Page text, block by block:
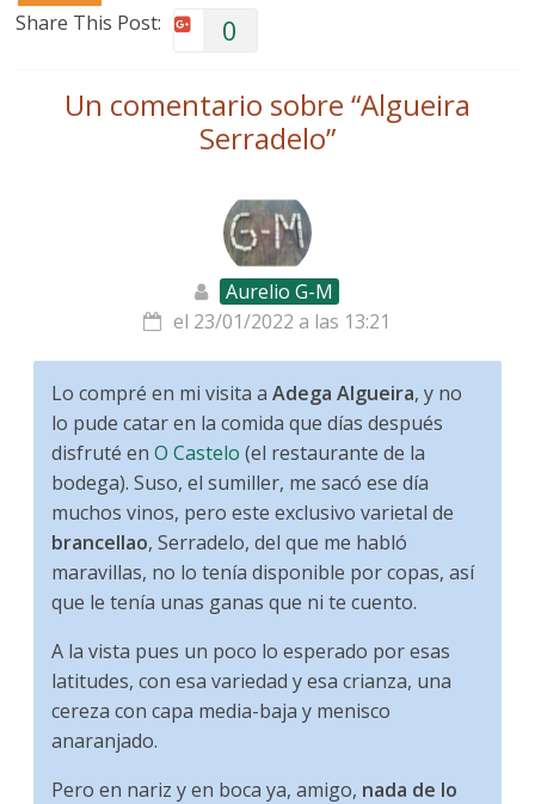
Share This Post: 0
Un comentario sobre “Algueira
Serradelo”
Aurelio G-M
el 23/01/2022 a las 13:21
Lo compré en mi visita aAdega Algueira, y no
lo pude catar en la comida que días después
disfruté enO Castelo (el restaurante de la
bodega). Suso, el sumiller, me sacó ese día
muchos vinos, pero este exclusivo varietal de
brancellao, Serradelo, del que me habló
maravillas, no lo tenía disponible por copas, así
que le tenía unas ganas que ni te cuento.
A la vista pues un poco lo esperado por esas
latitudes, con esa variedad y esa crianza, una
cereza con capa media-baja y menisco
anaranjado.
Pero en nariz y en boca ya, amigo, nada de lo